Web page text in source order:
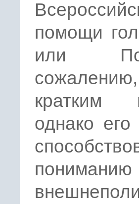
помощи
или
кратким
однако